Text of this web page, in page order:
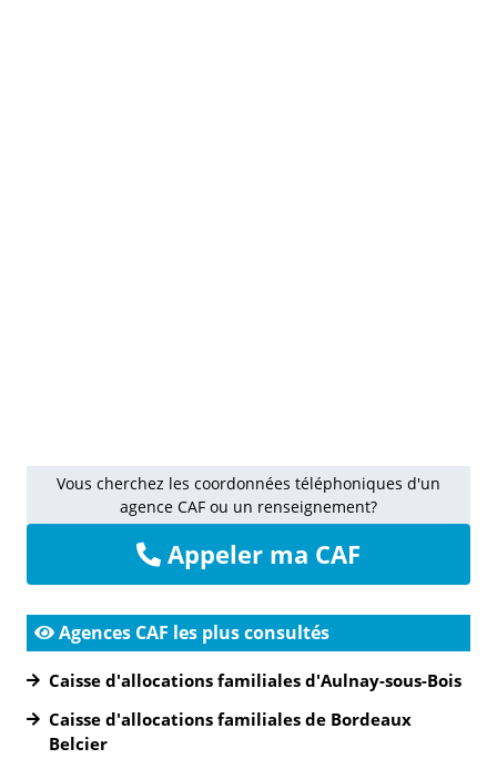
Vous cherchez les coordonnées téléphoniques d'un
agence CAF ou un renseignement?
Appeler ma CAF
Agences CAF les plus consultés
Caisse d'allocations familiales d'Aulnay-sous-Bois
Caisse d'allocations familiales de Bordeaux
Belcier